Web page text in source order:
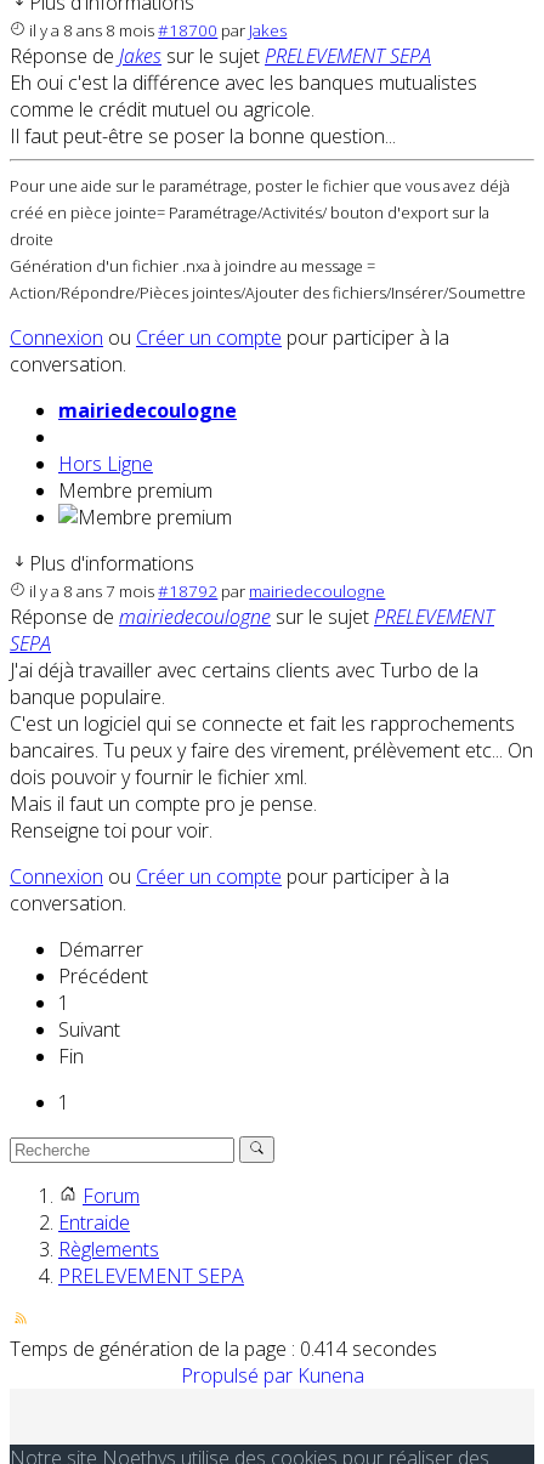
il y a 8 ans 8 mois#18700 par Jakes
Réponse de Jakes sur le sujetPRELEVEMENT SEPA
Eh oui c'est la différence avec les banques mutualistes
comme le crédit mutuel ou agricole.
Il faut peut-être se poser la bonne question...
Pour une aide sur le paramétrage, poster le fichier que vous avez déjà
créé en pièce jointe= Paramétrage/Activités/ bouton d'export sur la
droite
Génération d'un fichier .nxa à joindre au message =
Action/Répondre/Pièces jointes/Ajouter des fichiers/Insérer/Soumettre
Connexion ou Créer un compte pour participer à la
conversation.
mairiedecoulogne
Hors Ligne
Membre premium
Plus d'informations
il y a 8 ans 7 mois#18792 par mairiedecoulogne
Réponse de mairiedecoulogne sur le sujetPRELEVEMENT
SEPA
J'ai déjà travailler avec certains clients avec Turbo de la
banque populaire.
C'est un logiciel qui se connecte et fait les rapprochements
bancaires. Tu peux y faire des virement, prélèvement etc... On
dois pouvoir y fournir le fichier xml.
Mais il faut un compte pro je pense.
Renseigne toi pour voir.
Connexion ou Créer un compte pour participer à la
conversation.
Démarrer
Précédent
1
Suivant
Fin
1
Forum
Entraide
Règlements
PRELEVEMENT SEPA
Temps de génération de la page : 0.414 secondes
Propulsé par Kunena
Notre site Noethys utilise des cookies pour réaliser des